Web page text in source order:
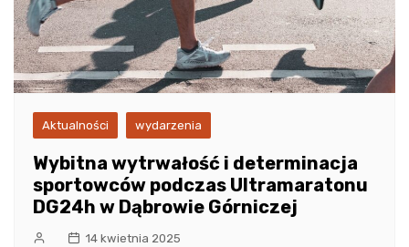
Aktualności wydarzenia
Wybitna wytrwałość i determinacja
sportowców podczas Ultramaratonu
DG24h w Dąbrowie Górniczej
14 kwietnia 2025